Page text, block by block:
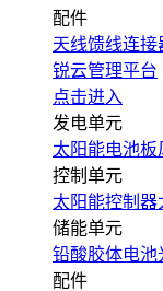
配件
天线馈线连接
锐云管理平台
点击进入
发电单元
太阳能电池板
控制单元
太阳能控制器
储能单元
铅酸胶体电池
配件